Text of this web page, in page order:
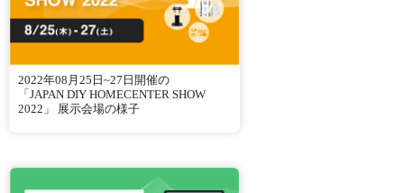
2022年08月25日~27日開催の
「JAPAN DIY HOMECENTER SHOW
2022」 展示会場の様子